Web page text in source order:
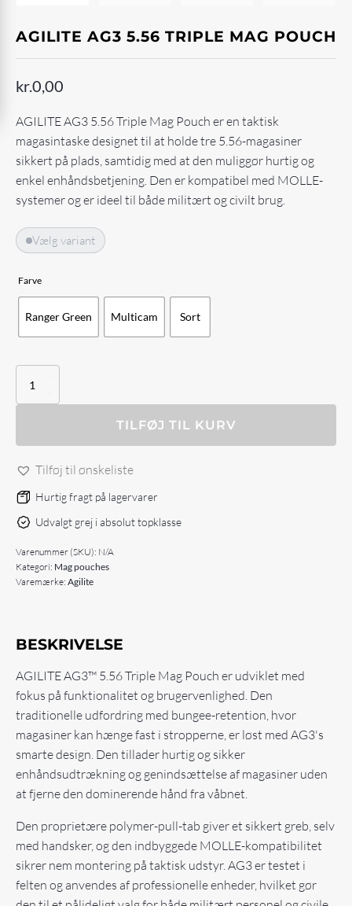
AGILITE AG3 5.56 TRIPLE MAG POUCH
kr.0,00
AGILITE AG3 5.56 Triple Mag Pouch er en taktisk
magasintaske designet til at holde tre 5.56-magasiner
sikkert på plads, samtidig med at den muliggør hurtig og
enkel enhåndsbetjening. Den er kompatibel med MOLLE-
systemer og er ideel til både militært og civilt brug.​
Vælg variant
Farve
Ranger Green Multicam Sort
Agilite
5.56
antal
TILFØJ TIL KURV
Tilføj til ønskeliste
Hurtig fragt på lagervarer
Udvalgt grej i absolut topklasse
Varenummer (SKU): N/A
Kategori: Mag pouches
Varemærke: Agilite
BESKRIVELSE
AGILITE AG3™ 5.56 Triple Mag Pouch er udviklet med
fokus på funktionalitet og brugervenlighed. Den
traditionelle udfordring med bungee-retention, hvor
magasiner kan hænge fast i stropperne, er løst med AG3's
smarte design. Den tillader hurtig og sikker
enhåndsudtrækning og genindsættelse af magasiner uden
at fjerne den dominerende hånd fra våbnet.
Den proprietære polymer-pull-tab giver et sikkert greb, selv
med handsker, og den indbyggede MOLLE-kompatibilitet
sikrer nem montering på taktisk udstyr.AG3 er testet i
felten og anvendes af professionelle enheder, hvilket gør